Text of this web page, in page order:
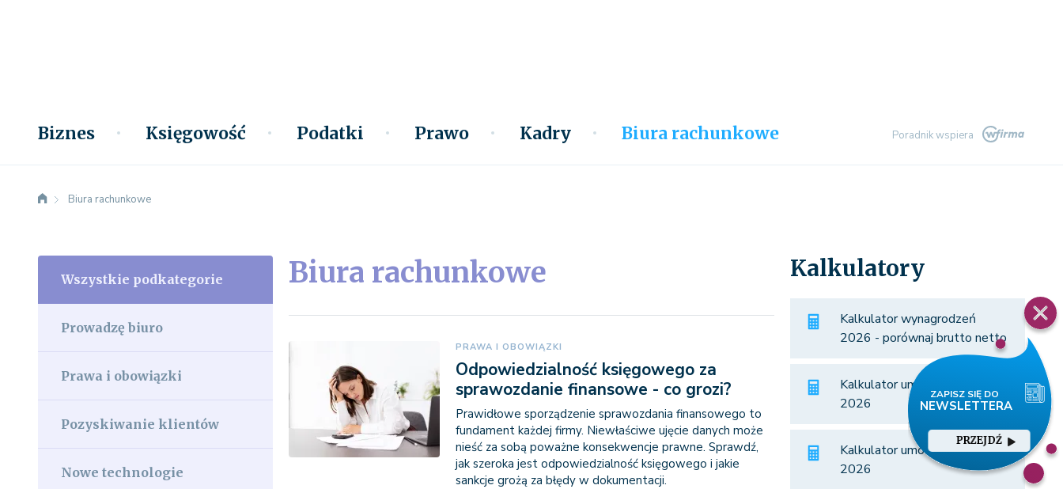
Biznes Księgowość Podatki Prawo Kadry Biura rachunkowe Poradnik wspiera
PRZEJDŹ
Biura rachunkowe
Wszystkie podkategorie
Prowadzę biuro
Prawa i obowiązki
Pozyskiwanie klientów
Nowe technologie
Biura rachunkowe
PRAWA I OBOWIĄZKI
Odpowiedzialność księgowego za
sprawozdanie finansowe - co grozi?
Prawidłowe sporządzenie sprawozdania finansowego to
fundament każdej firmy. Niewłaściwe ujęcie danych może
nieść za sobą poważne konsekwencje prawne. Sprawdź,
jak szeroka jest odpowiedzialność księgowego i jakie
sankcje grożą za błędy w dokumentacji.
Kalkulatory
Kalkulator wynagrodzeń
2026 - porównaj brutto netto
Kalkulator umowa zlecenie
2026
Kalkulator umów o dzieło
2026